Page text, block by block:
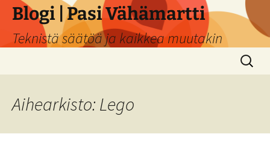
Siirry
sisältöön
Blogi | Pasi Vähämartti
Teknistä säätöä ja kaikkea muutakin
Haku:
Aihearkisto: Lego